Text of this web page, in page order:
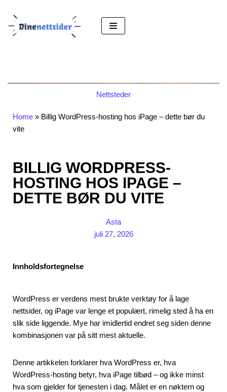
Hopp
til
Nettsteder
Home » Billig WordPress-hosting hos iPage – dette bør du
vite
BILLIG WORDPRESS-
HOSTING HOS IPAGE –
DETTE BØR DU VITE
Asta
juli 27, 2026
Innholdsfortegnelse
WordPress er verdens mest brukte verktøy for å lage
nettsider, og iPage var lenge et populært, rimelig sted å ha en
slik side liggende. Mye har imidlertid endret seg siden denne
kombinasjonen var på sitt mest aktuelle.
Denne artikkelen forklarer hva WordPress er, hva
WordPress-hosting betyr, hva iPage tilbød – og ikke minst
hva som gjelder for tjenesten i dag. Målet er en nøktern og